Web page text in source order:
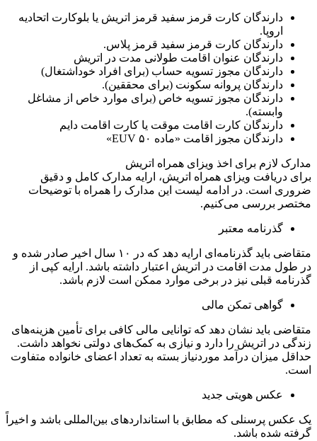
دارندگان کارت قرمز سفید قرمز اتریش یا بلوکارت اتحادیه
اروپا.
دارندگان کارت قرمز سفید قرمز پلاس.
دارندگان عنوان اقامت طولانی مدت در اتریش
دارندگان مجوز تسویه حساب (برای افراد خوداشتغال)
دارندگان پروانه سکونت (برای محققین).
دارندگان مجوز تسویه خاص (برای موارد خاص از مشاغل
وابسته).
دارندگان کارت اقامت موقت یا کارت اقامت دایم
دارندگان مجوز اقامت «ماده ۵۰ EUV»
مدارک لازم برای اخذ ویزای همراه اتریش
برای دریافت ویزای همراه اتریش، ارایه مدارک کامل و دقیق
ضروری است. در ادامه لیست این مدارک را همراه با توضیحات
مختصر بررسی می‌کنیم.
گذرنامه معتبر
متقاضی باید گذرنامه‌ای ارایه دهد که در ۱۰ سال اخیر صادر شده و
در طول مدت اقامت در اتریش اعتبار داشته باشد. ارایه کپی از
گذرنامه قبلی نیز در برخی موارد ممکن است لازم باشد.
گواهی تمکن مالی
متقاضی باید نشان دهد که توانایی مالی کافی برای تأمین هزینه‌های
زندگی در اتریش را دارد و نیازی به کمک‌های دولتی نخواهد داشت.
حداقل میزان درآمد موردنیاز بسته به تعداد اعضای خانواده متفاوت
است.
عکس هویتی جدید
یک عکس پرسنلی که مطابق با استانداردهای بین‌المللی باشد و اخیراً
گرفته شده باشد.